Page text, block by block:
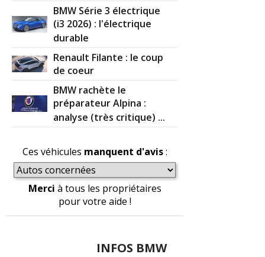
BMW Série 3 électrique
(i3 2026) : l'électrique
durable
Renault Filante : le coup
de coeur
BMW rachète le
préparateur Alpina :
analyse (très critique) ...
Ces véhicules manquent d'avis:
Merci à tous les propriétaires
pour votre aide !
INFOS BMW